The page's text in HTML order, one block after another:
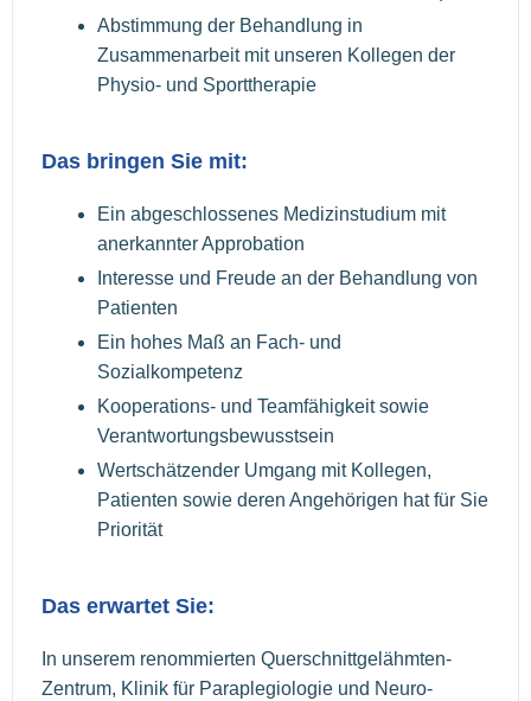
Abstimmung der Behandlung in
Zusammenarbeit mit unseren Kollegen der
Physio- und Sporttherapie
Das bringen Sie mit:
Ein abgeschlossenes Medizinstudium mit
anerkannter Approbation
Interesse und Freude an der Behandlung von
Patienten
Ein hohes Maß an Fach- und
Sozialkompetenz
Kooperations- und Teamfähigkeit sowie
Verantwortungsbewusstsein
Wertschätzender Umgang mit Kollegen,
Patienten sowie deren Angehörigen hat für Sie
Priorität
Das erwartet Sie:
In unserem renommierten Querschnittgelähmten-
Zentrum, Klinik für Paraplegiologie und Neuro-